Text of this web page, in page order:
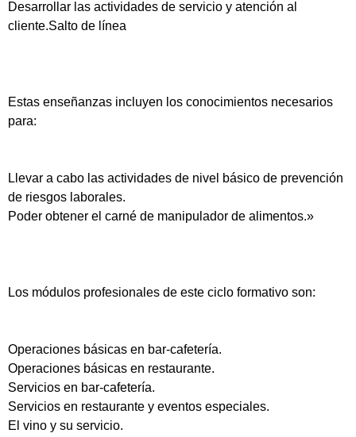
Desarrollar las actividades de servicio y atención al
cliente.Salto de línea
Estas enseñanzas incluyen los conocimientos necesarios
para:
Llevar a cabo las actividades de nivel básico de prevención
de riesgos laborales.
Poder obtener el carné de manipulador de alimentos.»
Los módulos profesionales de este ciclo formativo son:
Operaciones básicas en bar-cafetería.
Operaciones básicas en restaurante.
Servicios en bar-cafetería.
Servicios en restaurante y eventos especiales.
El vino y su servicio.